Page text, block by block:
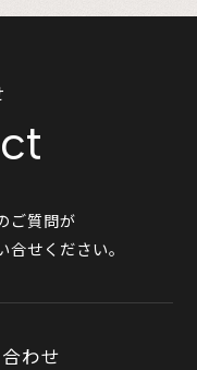
ご質問が
せください。
わせ